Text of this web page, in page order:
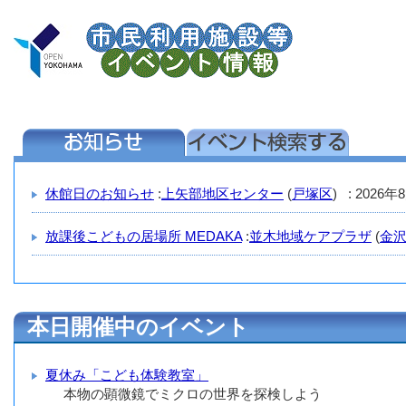
休館日のお知らせ : 上矢部地区センター (戸塚区) : 2026年
放課後こどもの居場所 MEDAKA:並木地域ケアプラザ (金
本日開催中のイベント
夏休み「こども体験教室」
本物の顕微鏡でミクロの世界を探検しよう